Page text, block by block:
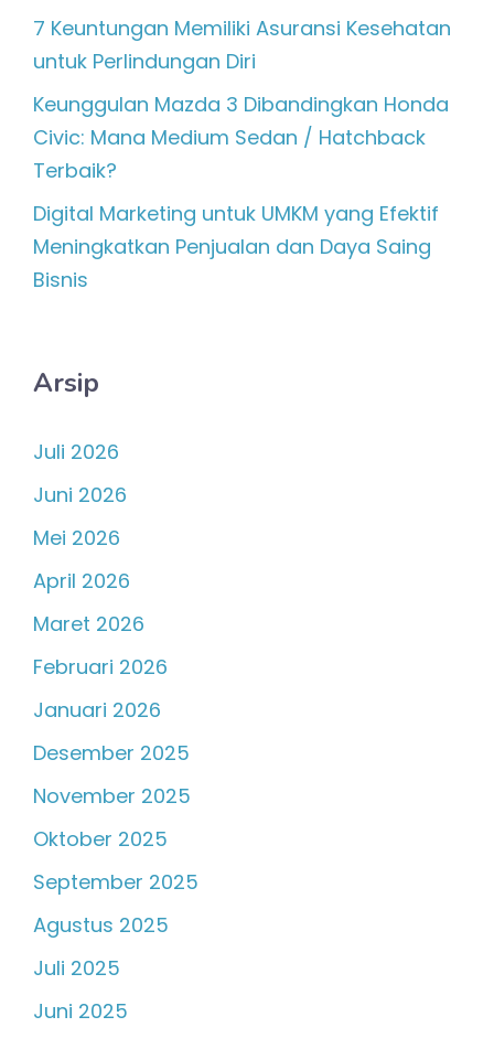
7 Keuntungan Memiliki Asuransi Kesehatan
untuk Perlindungan Diri
Keunggulan Mazda 3 Dibandingkan Honda
Civic: Mana Medium Sedan / Hatchback
Terbaik?
Digital Marketing untuk UMKM yang Efektif
Meningkatkan Penjualan dan Daya Saing
Bisnis
Arsip
Juli 2026
Juni 2026
Mei 2026
April 2026
Maret 2026
Februari 2026
Januari 2026
Desember 2025
November 2025
Oktober 2025
September 2025
Agustus 2025
Juli 2025
Juni 2025